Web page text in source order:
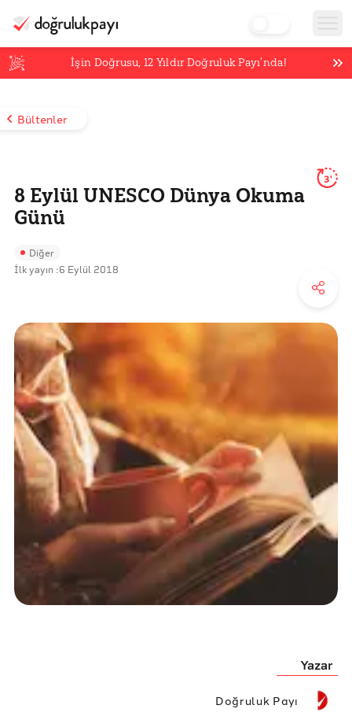
İşin Doğrusu,12 Yıldır Doğruluk Payı’nda!
Bültenler
8 Eylül UNESCO Dünya Okuma
Günü
3'
Diğer
İlk yayın :6 Eylül 2018
Yazar
Doğruluk Payı